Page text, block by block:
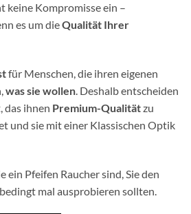
keine Kompromisse ein –
es um dieQualität Ihrer
für Menschen, die ihren eigenen
was sie wollen. Deshalb entscheiden
das ihnen Premium-Qualitätzu
und sie mit einer Klassischen Optik
ein Pfeifen Raucher sind, Sie den
mal ausprobieren sollten.